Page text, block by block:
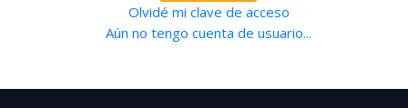
Olvidé mi clave de acceso
Aún no tengo cuenta de usuario...